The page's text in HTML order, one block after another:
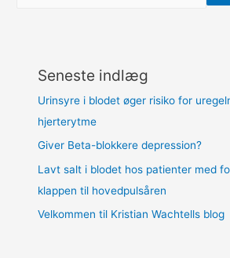
Seneste indlæg
Urinsyre i blodet øger risiko for
hjerterytme
Giver Beta-blokkere depression?
Lavt salt i blodet hos patienter med
klappen til hovedpulsåren
Velkommen til Kristian Wachtells blog